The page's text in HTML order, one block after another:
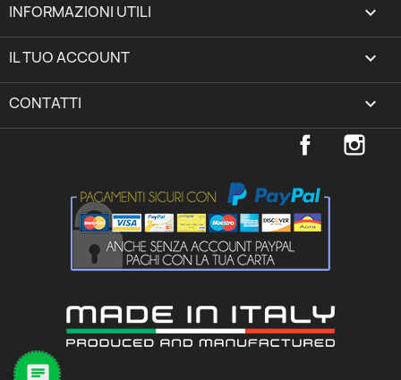
INFORMAZIONI UTILI 
IL TUO ACCOUNT expand_more
CONTATTI keyboard_arrow_down
Facebook